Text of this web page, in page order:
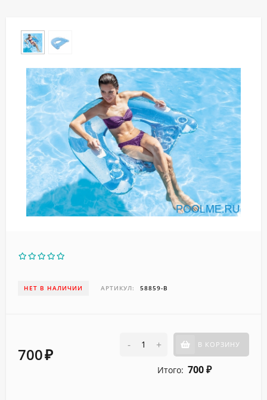
НЕТ В НАЛИЧИИ АРТИКУЛ: 58859-B
700₽
- + В КОРЗИНУ
Итого: 700 ₽